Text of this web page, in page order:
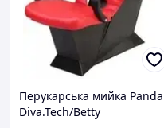
Перукарська мийка Panda
Diva.Tech/Betty